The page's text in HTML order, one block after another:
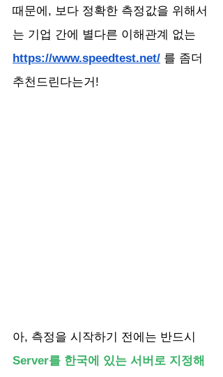
때문에, 보다 정확한 측정값을 위해서
는 기업 간에 별다른 이해관계 없는
https://www.speedtest.net/ 를 좀더
추천드린다는거!
아, 측정을 시작하기 전에는 반드시
Server를 한국에 있는 서버로 지정해